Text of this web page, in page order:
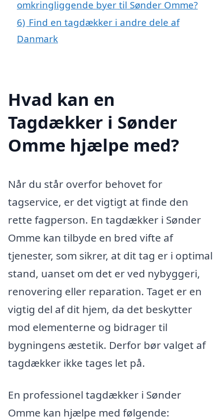
omkringliggende byer til Sønder Omme?
6) Find en tagdækker i andre dele af
Danmark
Hvad kan en
Tagdækker i Sønder
Omme hjælpe med?
Når du står overfor behovet for
tagservice, er det vigtigt at finde den
rette fagperson. En tagdækker i Sønder
Omme kan tilbyde en bred vifte af
tjenester, som sikrer, at dit tag er i optimal
stand, uanset om det er ved nybyggeri,
renovering eller reparation. Taget er en
vigtig del af dit hjem, da det beskytter
mod elementerne og bidrager til
bygningens æstetik. Derfor bør valget af
tagdækker ikke tages let på.
En professionel tagdækker i Sønder
Omme kan hjælpe med følgende: